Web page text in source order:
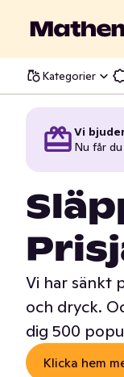
Kategorier
Vi
Nu får
Vi har sänkt
och dryck.
dig 500
Klicka hem